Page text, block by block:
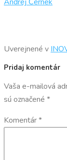
Uverejnené v
Pridaj komentár
Vaša e-mailová
sú označené *
Komentár*